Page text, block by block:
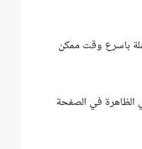
الظاهرة في الصفحة